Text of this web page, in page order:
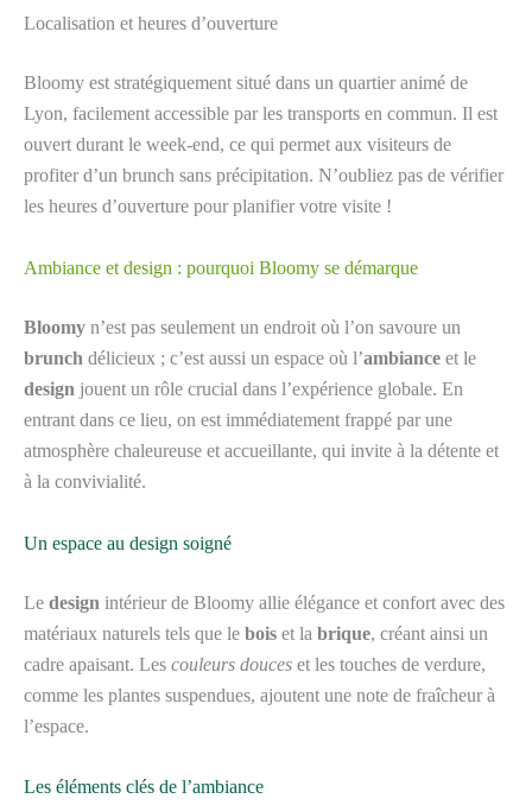
Localisation et heures d’ouverture
Bloomy est stratégiquement situé dans un quartier animé de
Lyon, facilement accessible par les transports en commun. Il est
ouvert durant le week-end, ce qui permet aux visiteurs de
profiter d’un brunch sans précipitation. N’oubliez pas de vérifier
les heures d’ouverture pour planifier votre visite !
Ambiance et design : pourquoi Bloomy se démarque
Bloomy n’est pas seulement un endroit où l’on savoure un
brunch délicieux ; c’est aussi un espace où l’ambiance et le
design jouent un rôle crucial dans l’expérience globale. En
entrant dans ce lieu, on est immédiatement frappé par une
atmosphère chaleureuse et accueillante, qui invite à la détente et
à la convivialité.
Un espace au design soigné
Le design intérieur de Bloomy allie élégance et confort avec des
matériaux naturels tels que le bois et la brique, créant ainsi un
cadre apaisant. Les couleurs douces et les touches de verdure,
comme les plantes suspendues, ajoutent une note de fraîcheur à
l’espace.
Les éléments clés de l’ambiance